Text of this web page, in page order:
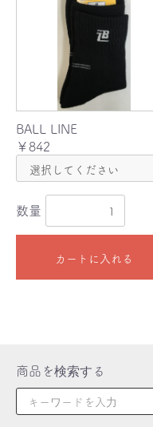
BALL LINE
￥842
数量
カートに入れる